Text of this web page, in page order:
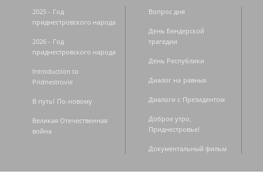
2025 - Год
приднестровского народа
2026 - Год
приднестровского народа
Introduction to
Pridnestrovie
В путь! По-новому
Великая Отечественная
война
Вопрос дня
День Бендерской
трагедии
День Республики
Диалог на равных
Диалоги с Президентом
Доброе утро,
Приднестровье!
Документальный фильм